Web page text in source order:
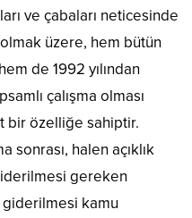
ve çabaları neticesinde
olmak üzere, hem bütün
de 1992 yılından
çalışma olması
bir özelliğe sahiptir.
sonrası, halen açıklık
gereken
kamu